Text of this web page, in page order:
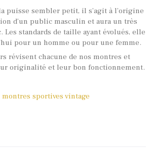
puisse sembler petit, il s’agit à l’origine
d’un public masculin et aura un très
Les standards de taille ayant évolués, elle
pour un homme ou pour une femme.
révisent chacune de nos montres et
originalité et leur bon fonctionnement.
sportives vintage